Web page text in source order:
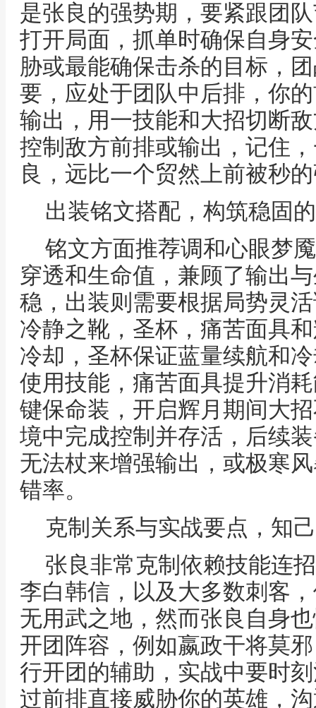
是张良的强势期，要紧跟团
打开局面，抓单时确保自身
胁或最能确保击杀的目标，
要，应处于团队中后排，你
输出，用一技能和大招切断
控制敌方前排或输出，记住
良，远比一个贸然上前被秒
出装铭文搭配，构筑稳固
铭文方面推荐调和心眼梦
穿透和生命值，兼顾了输出
稳，出装则需要根据局势灵
冷静之靴，圣杯，痛苦面具
冷却，圣杯保证蓝量续航和
使用技能，痛苦面具提升消
键保命装，开启辉月期间大
境中完成控制并存活，后续
无法杖来增强输出，或极寒
错率。
克制关系与实战要点，知
张良非常克制依赖技能连
李白韩信，以及大多数刺客
无用武之地，然而张良自身
开团阵容，例如嬴政干将莫
行开团的辅助，实战中要时
过前排直接威胁你的英雄，